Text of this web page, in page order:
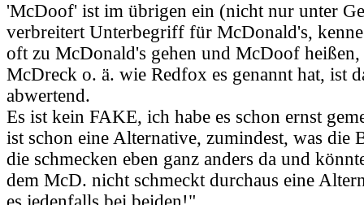
'McDoof' ist im übrigen ein (nicht nur unter
verbreitert Unterbegriff für McDonald's,
oft zu McDonald's gehen und McDoof
McDreck o. ä. wie Redfox es genannt hat, ist
abwertend.
Es ist kein FAKE, ich habe es schon ernst
ist schon eine Alternative, zumindest, was die
die schmecken eben ganz anders da und
dem McD. nicht schmeckt durchaus eine